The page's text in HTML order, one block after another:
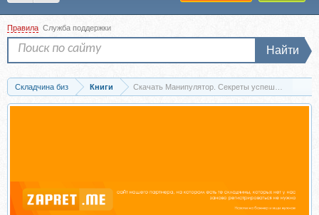
Правила Служба поддержки
Найти
Складчина биз Книги Скачать Манипулятор. Секреты успешной